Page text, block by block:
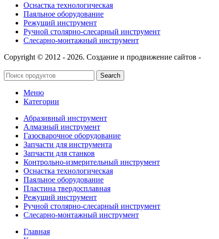
Оснастка технологическая
Паяльное оборудование
Режущий инструмент
Ручной столярно-слесарный инструмент
Слесарно-монтажный инструмент
Copyright © 2012 - 2026. Создание и продвижение сайтов -
Search
Меню
Категории
Абразивный инструмент
Алмазный инструмент
Газосварочное оборудование
Запчасти для инструмента
Запчасти для станков
Контрольно-измерительный инструмент
Оснастка технологическая
Паяльное оборудование
Пластина твердосплавная
Режущий инструмент
Ручной столярно-слесарный инструмент
Слесарно-монтажный инструмент
Главная